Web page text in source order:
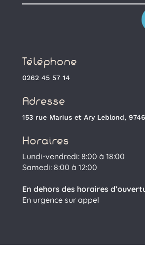
Téléphone
0262 45 57 14
Adresse
153 rue Marius et Ary Leblond,
Horaires
Lundi-vendredi: 8:00 à 18:00
Samedi: 8:00 à 12:00
En dehors des horaires
En urgence sur appel